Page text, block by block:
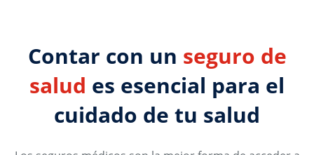
Contar con un seguro de
salud es esencial para el
cuidado de tu salud